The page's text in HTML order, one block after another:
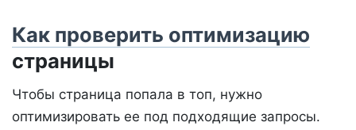
Как проверить оптимизацию
страницы
Чтобы страница попала в топ, нужно
оптимизировать ее под подходящие запросы.